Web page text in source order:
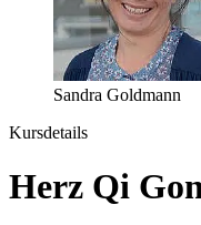
Sandra Goldmann
Kursdetails
Herz Qi